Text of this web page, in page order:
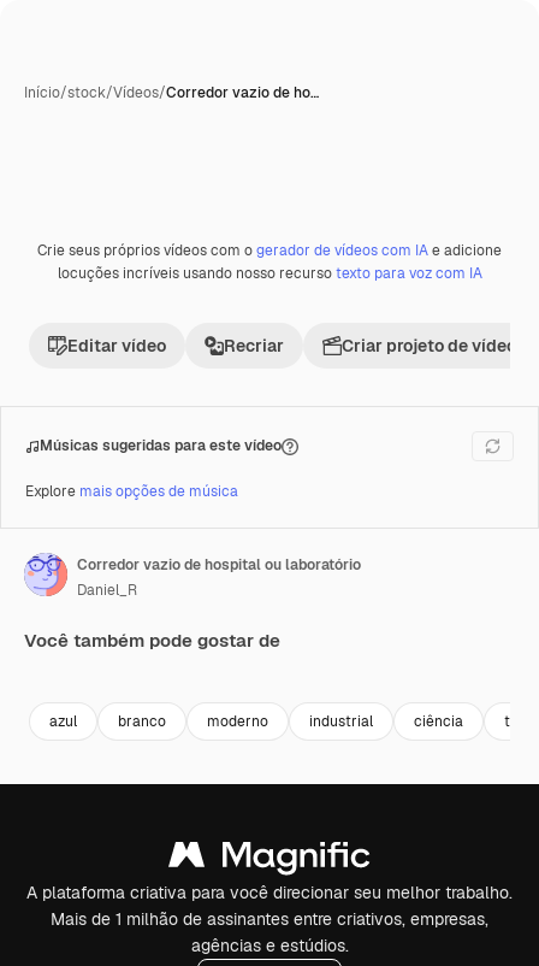
Início/stock/Vídeos/Corredor vazio de ho…
PremiumGerada com IA
Crie seus próprios vídeos com ogerador de vídeos com IAe adicione
locuções incríveis usando nosso recursotexto para voz com IA
Editar vídeo Recriar Criar projeto de vídeo
Músicas sugeridas para este vídeo
Explore mais opções de música
Corredor vazio de hospital ou laboratório
Daniel_R
Você também pode gostar de
azul branco moderno industrial ciência
A plataforma criativa para você direcionar seu melhor trabalho.
Mais de 1 milhão de assinantes entre criativos, empresas,
agências e estúdios.